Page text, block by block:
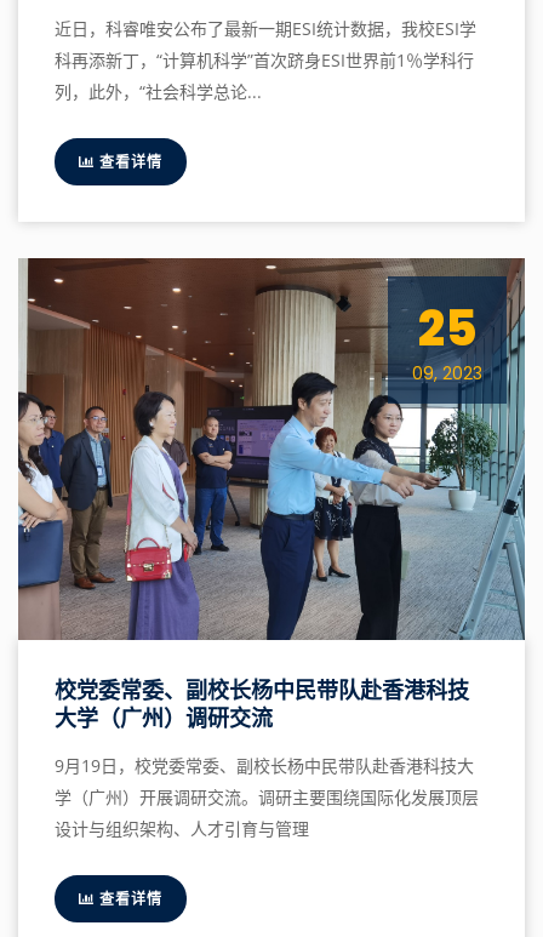
近日，科睿唯安公布了最新一期ESI统计数据，我校ESI学
科再添新丁，“计算机科学”首次跻身ESI世界前1％学科行
列，此外，“社会科学总论...
查看详情
25
09, 2023
校党委常委、副校长杨中民带队赴香港科技
大学（广州）调研交流
9月19日，校党委常委、副校长杨中民带队赴香港科技大
学（广州）开展调研交流。调研主要围绕国际化发展顶层
设计与组织架构、人才引育与管理
查看详情